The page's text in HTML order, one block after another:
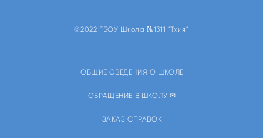
©2022 ГБОУ Школа №1311 "Тхия"
ОБЩИЕ СВЕДЕНИЯ О ШКОЛЕ
ОБРАЩЕНИЕ В ШКОЛУ ✉
ЗАКАЗ СПРАВОК